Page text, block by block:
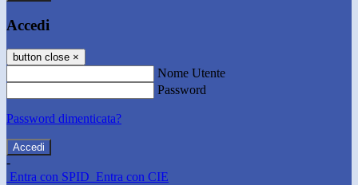
Accedi
button close ×
Nome Utente
Password
Password dimenticata?
-
Entra con SPID Entra con CIE